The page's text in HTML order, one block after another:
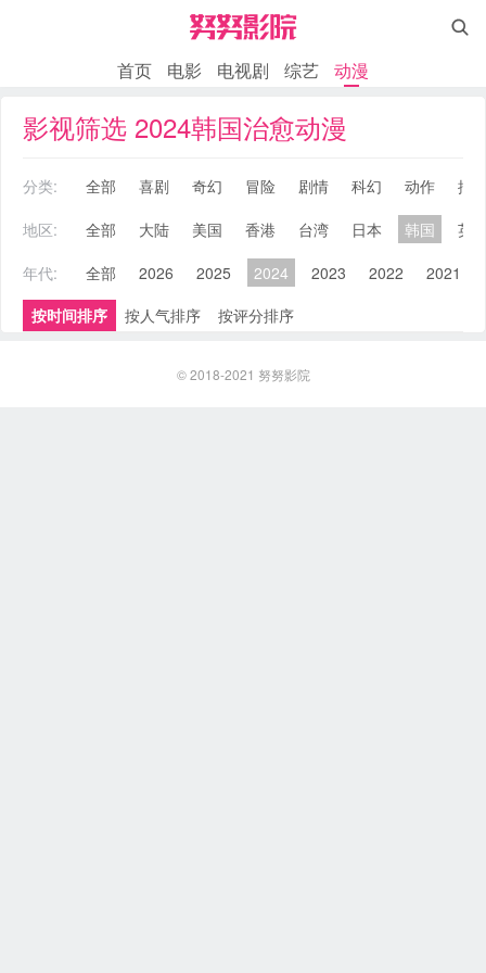

首页 电影 电视剧 综艺 动漫
影视筛选 2024韩国治愈动漫
分类: 全部 喜剧 奇幻 冒险 剧情 科幻 动作
搞
地区:
全部 大陆 美国 香港 台湾 日本 韩国
英
年代:
全部 2026 2025 2024 2023 2022 2021
按时间排序
按人气排序 按评分排序
© 2018-2021 努努影院